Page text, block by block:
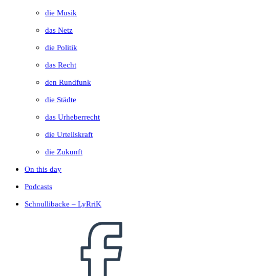
die Musik
das Netz
die Politik
das Recht
den Rundfunk
die Städte
das Urheberrecht
die Urteilskraft
die Zukunft
On this day
Podcasts
Schnullibacke – LyRriK